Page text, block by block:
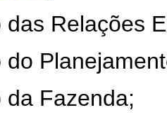
Relações
Fazenda;